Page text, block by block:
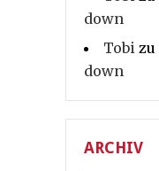
down
Tobi zu
down
ARCHIV